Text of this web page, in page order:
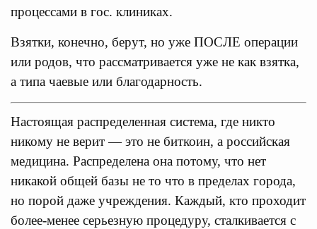
процессами в гос. клиниках.
Взятки, конечно, берут, но уже ПОСЛЕ операции
или родов, что рассматривается уже не как взятка,
а типа чаевые или благодарность.
Настоящая распределенная система, где никто
никому не верит — это не биткоин, а российская
медицина. Распределена она потому, что нет
никакой общей базы не то что в пределах города,
но порой даже учреждения. Каждый, кто проходит
более-менее серьезную процедуру, сталкивается с